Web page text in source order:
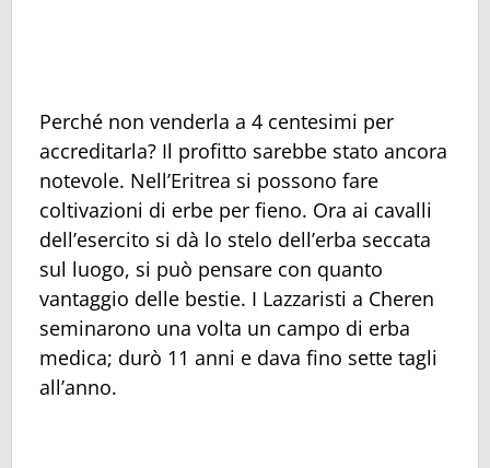
Perché non venderla a 4 centesimi per
accreditarla? Il profitto sarebbe stato ancora
notevole. Nell’Eritrea si possono fare
coltivazioni di erbe per fieno. Ora ai cavalli
dell’esercito si dà lo stelo dell’erba seccata
sul luogo, si può pensare con quanto
vantaggio delle bestie. I Lazzaristi a Cheren
seminarono una volta un campo di erba
medica; durò 11 anni e dava fino sette tagli
all’anno.